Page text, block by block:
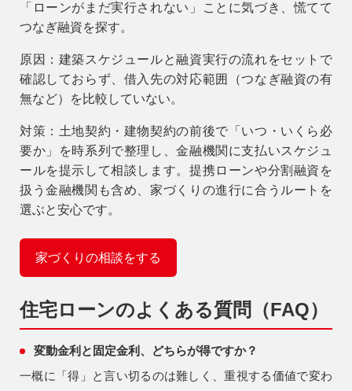
「ローンがまだ実行されない」ことに気づき、慌てて
つなぎ融資を探す。
原因 ：建築スケジュールと融資実行の流れをセットで
確認しておらず、借入先の対応範囲（つなぎ融資の有
無など）を比較していない。
対策 ：土地契約・建物契約の前後で「いつ・いくら必
要か」を時系列で整理し、金融機関に支払いスケジュ
ールを提示して相談 します。提携ローンや分割融資を
扱う金融機関も含め、家づくりの進行に合うルートを
選ぶと安心です。
家づくりの相談をする
住宅ローンのよくある質問（FAQ）
変動金利と固定金利、どちらが得ですか？
一概に「得」と言い切るのは難しく、重視する価値で変わ